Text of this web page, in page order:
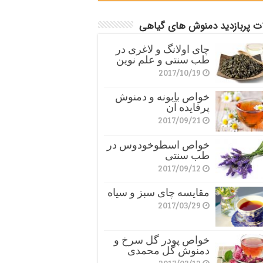
پربازدید دمنوش های گیاهی
چای اولانگ و لاغری در
طب سنتی و علم نوین
2017/10/19
خواص بابونه و دمنوش
پرفایده آن
2017/09/21
خواص اسطوخودوس در
طب سنتی
2017/09/12
مقایسه چای سبز و سیاه
2017/03/29
خواص پودر گل سرخ و
دمنوش گل محمدی